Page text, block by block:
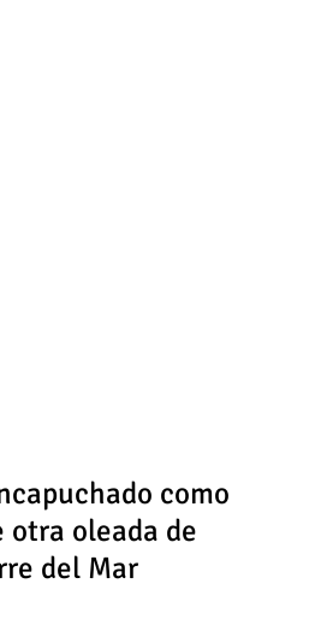
como
otra oleada de
del Mar